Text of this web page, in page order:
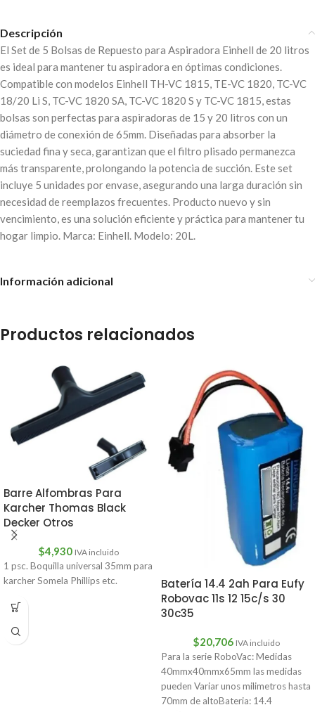
Descripción
El Set de 5 Bolsas de Repuesto para Aspiradora Einhell de 20 litros
es ideal para mantener tu aspiradora en óptimas condiciones.
Compatible con modelos Einhell TH-VC 1815, TE-VC 1820, TC-VC
18/20 Li S, TC-VC 1820 SA, TC-VC 1820 S y TC-VC 1815, estas
bolsas son perfectas para aspiradoras de 15 y 20 litros con un
diámetro de conexión de 65mm. Diseñadas para absorber la
suciedad fina y seca, garantizan que el filtro plisado permanezca
más transparente, prolongando la potencia de succión. Este set
incluye 5 unidades por envase, asegurando una larga duración sin
necesidad de reemplazos frecuentes. Producto nuevo y sin
vencimiento, es una solución eficiente y práctica para mantener tu
hogar limpio. Marca: Einhell. Modelo: 20L.
Información adicional
Productos relacionados
Barre Alfombras Para
Karcher Thomas Black
Decker Otros
$4,930 IVA incluido
1 psc. Boquilla universal 35mm para
karcher Somela Phillips etc.
Batería 14.4 2ah Para Eufy
Robovac 11s 12 15c/s 30
30c35
$20,706 IVA incluido
Para la serie RoboVac: Medidas
40mmx40mmx65mm las medidas
pueden Variar unos milimetros hasta
70mm de altoBateria: 14.4